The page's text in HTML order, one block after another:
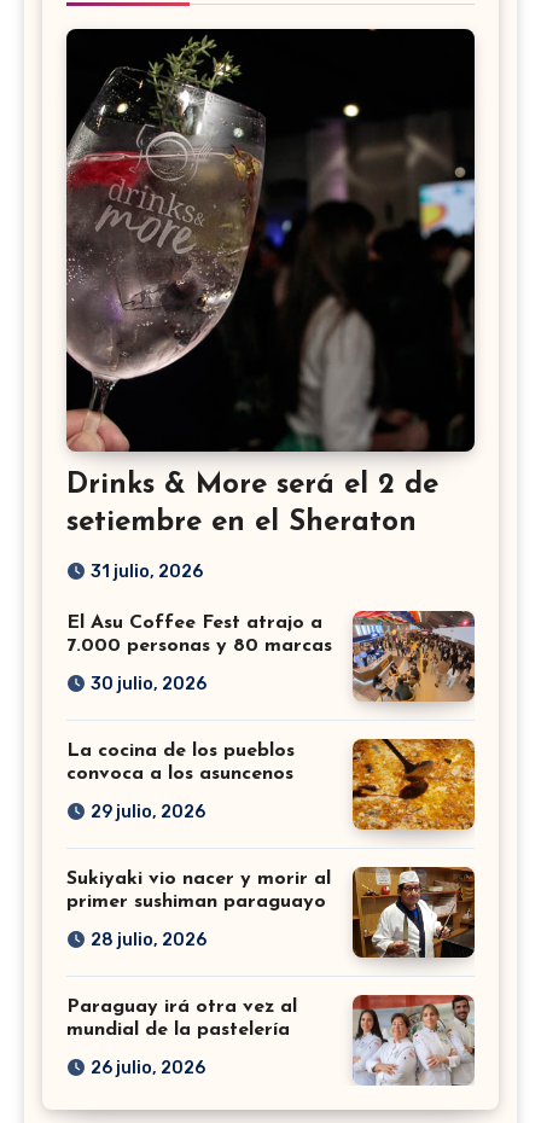
Drinks & More será el 2 de
setiembre en el Sheraton
31 julio, 2026
El Asu Coffee Fest atrajo a
7.000 personas y 80 marcas
30 julio, 2026
La cocina de los pueblos
convoca a los asuncenos
29 julio, 2026
Sukiyaki vio nacer y morir al
primer sushiman paraguayo
28 julio, 2026
Paraguay irá otra vez al
mundial de la pastelería
26 julio, 2026